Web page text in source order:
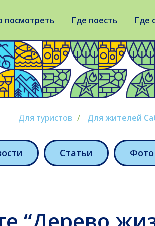
посмотреть Где поесть Где
Для туристов / Для жителей
Статьи Фото